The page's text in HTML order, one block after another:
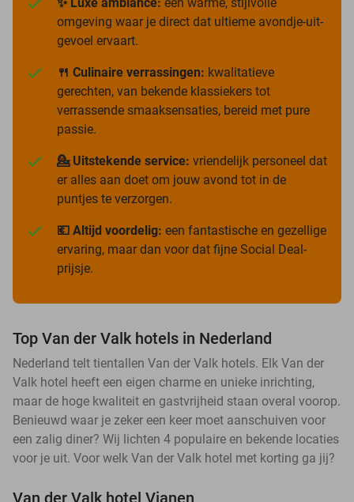
omgeving waar je direct dat ultieme avondje-uit-
gevoel ervaart.
🍴 Culinaire verrassingen: kwalitatieve
gerechten, van bekende klassiekers tot
verrassende smaaksensaties, bereid met pure
passie.
💁 Uitstekende service: vriendelijk personeel dat
er alles aan doet om jouw avond tot in de
puntjes te verzorgen.
💶 Altijd voordelig: een fantastische en gezellige
ervaring, maar dan voor dat fijne Social Deal-
prijsje.
Top Van der Valk hotels in Nederland
Nederland telt tientallen Van der Valk hotels. Elk Van der
Valk hotel heeft een eigen charme en unieke inrichting,
maar de hoge kwaliteit en gastvrijheid staan overal voorop.
Benieuwd waar je zeker een keer moet aanschuiven voor
een zalig diner? Wij lichten 4 populaire en bekende locaties
voor je uit. Voor welk Van der Valk hotel met korting ga jij?
Van der Valk hotel Vianen